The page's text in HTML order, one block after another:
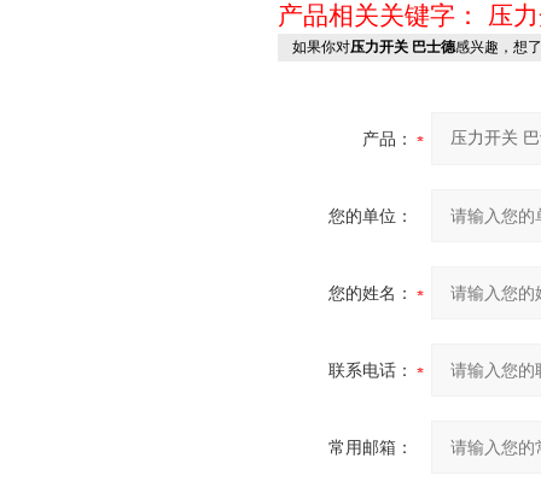
产品相关关键字： 压
如果你对压力开关 巴士德感兴趣，想
产品：
您的单位：
您的姓名：
联系电话：
常用邮箱：